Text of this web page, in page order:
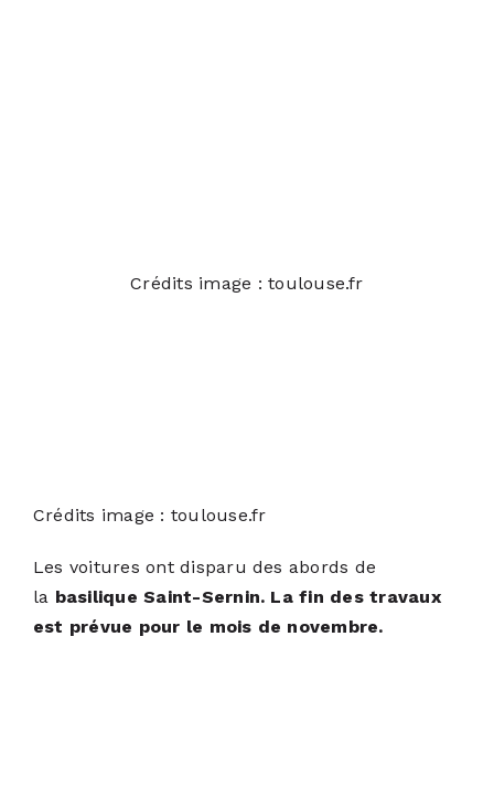
Crédits image : toulouse.fr
Crédits image : toulouse.fr
Les voitures ont disparu des abords de
la basilique Saint-Sernin. La fin des travaux
est prévue pour le mois de novembre.